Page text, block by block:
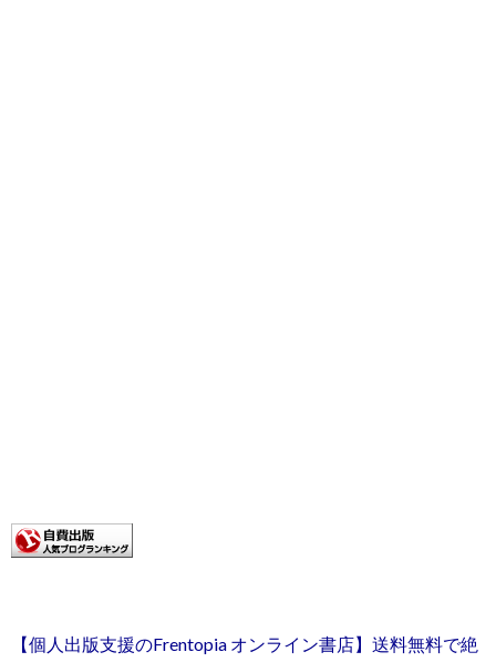
【個人出版支援のFrentopia オンライン書店】送料無料で絶